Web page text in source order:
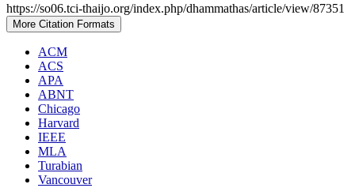
https://so06.tci-thaijo.org/index.php/dhammathas/article/view/87351
More Citation Formats
ACM
ACS
APA
ABNT
Chicago
Harvard
IEEE
MLA
Turabian
Vancouver